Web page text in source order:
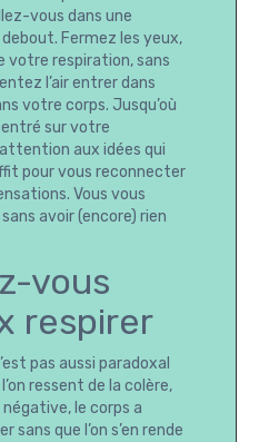
vous dans une
Fermez les yeux,
votre respiration, sans
l’air entrer dans
votre corps. Jusqu’où
sur votre
aux idées qui
pour vous reconnecter
Vous vous
avoir (encore) rien
vous
respirer
pas aussi paradoxal
ressent de la colère,
le corps a
que l’on s’en rende